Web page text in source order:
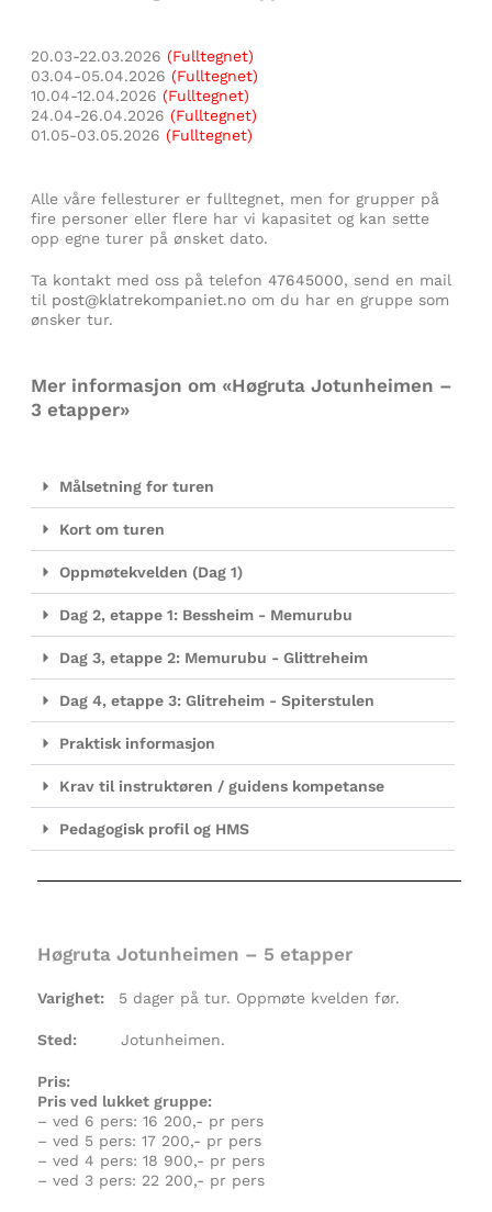
20.03-22.03.2026(Fulltegnet)
03.04-05.04.2026(Fulltegnet)
10.04-12.04.2026(Fulltegnet)
24.04-26.04.2026(Fulltegnet)
01.05-03.05.2026(Fulltegnet)
Alle våre fellesturer er fulltegnet, men for grupper på
fire personer eller flere har vi kapasitet og kan sette
opp egne turer på ønsket dato.
Ta kontakt med oss på telefon47645000, send en mail
til post@klatrekompaniet.no om du har en gruppe som
ønsker tur.
Mer informasjon om «Høgruta Jotunheimen –
3 etapper»
Målsetning for turen
Kort om turen
Oppmøtekvelden (Dag 1)
Dag 2, etappe 1: Bessheim - Memurubu
Dag 3, etappe 2: Memurubu - Glittreheim
Dag 4, etappe 3: Glitreheim - Spiterstulen
Praktisk informasjon
Krav til instruktøren / guidens kompetanse
Pedagogisk profil og HMS
Høgruta Jotunheimen – 5 etapper
Varighet: 5 dager på tur. Oppmøte kvelden før.
Sted: Jotunheimen.
Pris:
Pris ved lukket gruppe:
– ved 6 pers: 16 200,- pr pers
– ved 5 pers: 17 200,- pr pers
– ved 4 pers: 18 900,- pr pers
– ved 3 pers: 22 200,- pr pers